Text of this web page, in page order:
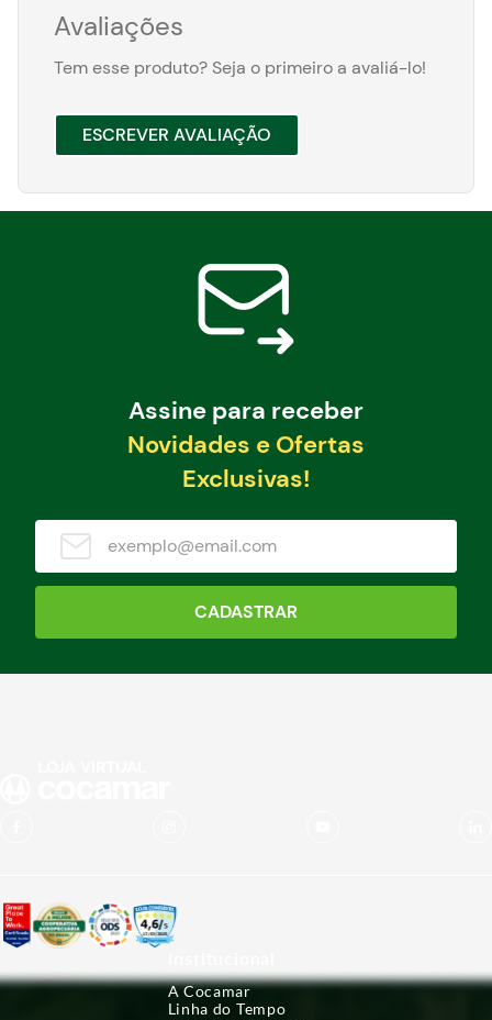
Avaliações
Tem esse produto? Seja o primeiro a avaliá-lo!
ESCREVER AVALIAÇÃO
Assine para receber
Novidades e Ofertas
Exclusivas!
CADASTRAR
A Cocamar
Linha do Tempo